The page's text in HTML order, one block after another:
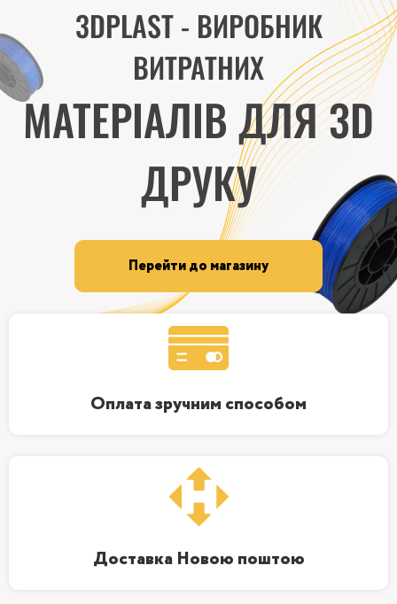
3DPLAST - ВИРОБНИК
ВИТРАТНИХ
МАТЕРІАЛІВ ДЛЯ 3D
ДРУКУ
Перейти до магазину
Оплата зручним способом
Доставка Новою поштою